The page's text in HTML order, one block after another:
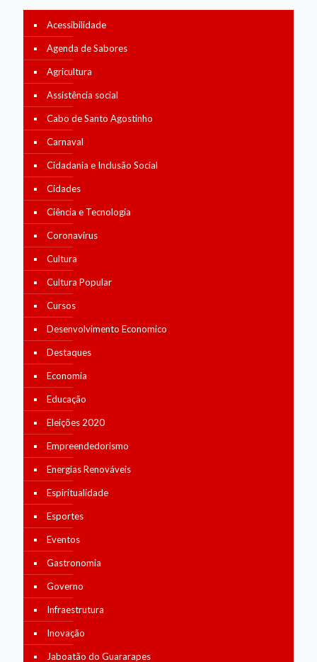
Acessibilidade
Agenda de Sabores
Agricultura
Assistência social
Cabo de Santo Agostinho
Carnaval
Cidadania e Inclusão Social
Cidades
Ciência e Tecnologia
Coronavírus
Cultura
Cultura Popular
Cursos
Desenvolvimento Economico
Destaques
Economia
Educação
Eleições 2020
Empreendedorismo
Energias Renováveis
Espiritualidade
Esportes
Eventos
Gastronomia
Governo
Infraestrutura
Inovação
Jaboatão do Guararapes